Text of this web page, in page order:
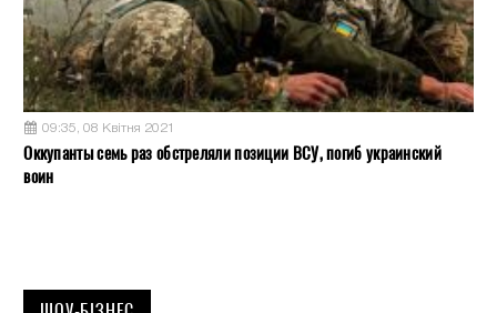
09:35, 08 Квітня 2021
Оккупанты семь раз обстреляли позиции ВСУ, погиб украинский
воин